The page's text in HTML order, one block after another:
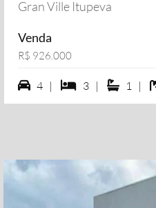
Gran Ville Itupeva
Venda
R$ 926.000
4 vagas na garagem
4 | 3 dormiórios
3 | 1 suítes
1 |